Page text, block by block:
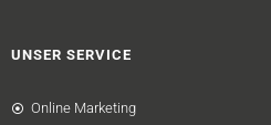
UNSER SERVICE
Online Marketing